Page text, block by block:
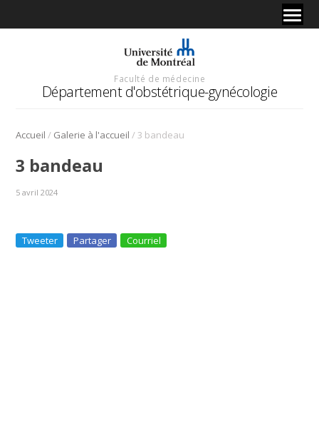
Faculté de médecine
Département d'obstétrique-gynécologie
Accueil / Galerie à l'accueil /3 bandeau
3 bandeau
5 avril 2024
Tweeter Partager Courriel